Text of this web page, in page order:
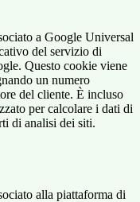
a Google Universal
del servizio di
Questo cookie viene
un numero
del cliente. È incluso
per calcolare i dati di
di analisi dei siti.
alla piattaforma di